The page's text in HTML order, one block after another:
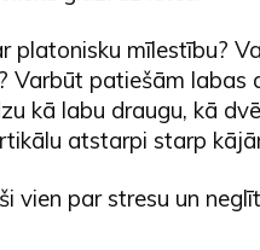
platonisku mīlestību?
patiešām labas
kā labu draugu, kā
atstarpi starp
vien par stresu un